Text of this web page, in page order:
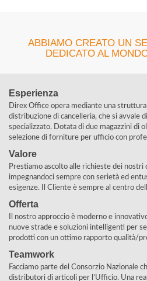
ABBIAMO CREATO UN
DEDICATO AL
Esperienza
Direx Office opera mediante una
distribuzione di cancelleria, che si avvale
specializzato. Dotata di due magazzini di
selezione di forniture per ufficio con
Valore
Prestiamo ascolto alle richieste dei
impegnandoci sempre con serietà ed
esigenze. Il Cliente è sempre al centro
Offerta
Il nostro approccio è moderno e
nuove strade e soluzioni intelligenti per
prodotti con un ottimo rapporto qualità/
Teamwork
Facciamo parte del Consorzio Nazionale
distributori di articoli per l’Ufficio. Una